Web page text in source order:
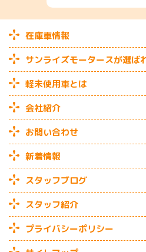
在庫車情報
サンライズモータースが選ば
軽未使用車とは
会社紹介
お問い合わせ
新着情報
スタッフブログ
スタッフ紹介
プライバシーポリシー